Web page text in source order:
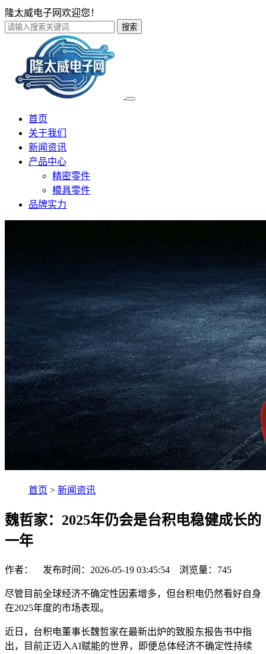
隆太威电子网欢迎您！
搜索
首页
关于我们
新闻资讯
产品中心
精密零件
模具零件
品牌实力
首页 > 新闻资讯
魏哲家：2025年仍会是台积电稳健成长的
一年
作者： 发布时间：2026-05-19 03:45:54 浏览量： 745
尽管目前全球经济不确定性因素增多，但台积电仍然看好自身
在2025年度的市场表现。
近日，台积电董事长魏哲家在最新出炉的致股东报告书中指
出，目前正迈入AI赋能的世界，即便总体经济不确定性持续